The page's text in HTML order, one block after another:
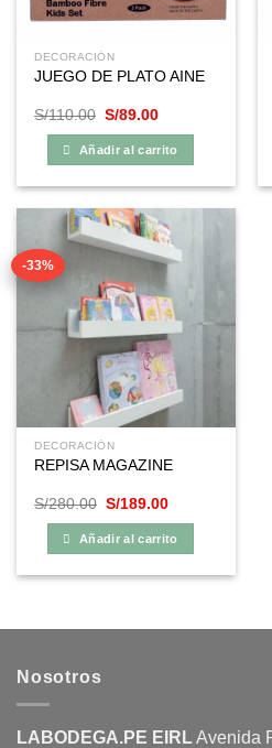
DECORACIÓN
JUEGO DE PLATO AINE
S/110.00 El
original
era:
S/89.00El
actual
es:
Añadir al carrito
-33%
DECORACIÓN
REPISA MAGAZINE
S/280.00 El
original
era:
S/280.00.
S/189.00El
es:
S/189.00.
Añadir al carrito
Nosotros
LABODEGA.PE EIRLAvenida